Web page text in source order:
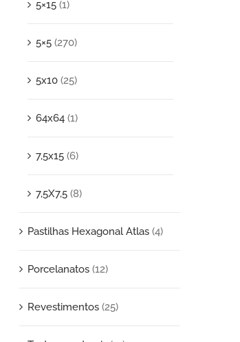
5×15 (1)
5×5 (270)
5x10 (25)
64x64 (1)
7,5x15 (6)
7,5X7,5 (8)
Pastilhas Hexagonal Atlas (4)
Porcelanatos (12)
Revestimentos (25)